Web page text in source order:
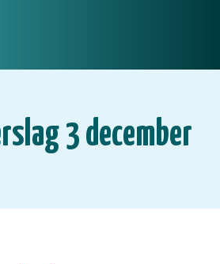
3 december